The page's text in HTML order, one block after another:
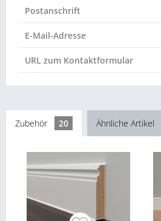
Postanschrift
E-Mail-Adresse
URL zum Kontaktformular
Zubehör 20 Ähnliche Artikel